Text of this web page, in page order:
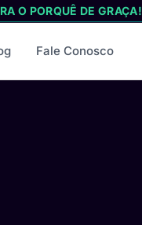
O PORQUÊ DE GRAÇA!
Fale Conosco